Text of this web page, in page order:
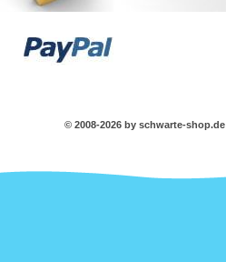
© 2008-2026 by schwarte-shop.de